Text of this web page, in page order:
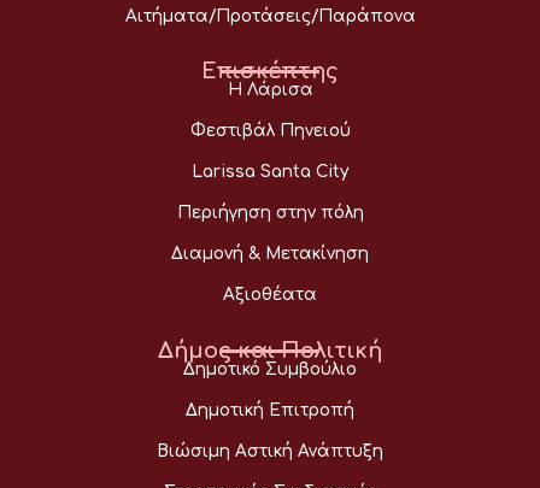
Αιτήματα/Προτάσεις/Παράπονα
Επισκέπτης
Η Λάρισα
Φεστιβάλ Πηνειού
Larissa Santa City
Περιήγηση στην πόλη
Διαμονή & Μετακίνηση
Αξιοθέατα
Δήμος και Πολιτική
Δημοτικό Συμβούλιο
Δημοτική Επιτροπή
Βιώσιμη Αστική Ανάπτυξη